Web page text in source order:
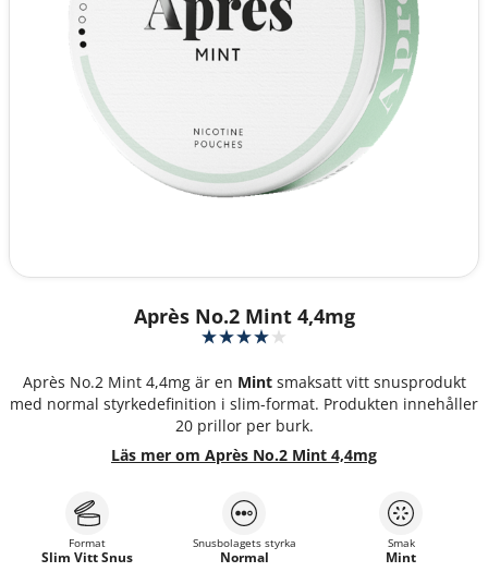
Après No.2 Mint 4,4mg
Après No.2 Mint 4,4mg är en Mintsmaksatt vitt snusprodukt
med normal styrkedefinition i slim-format. Produkten innehåller
20 prillor per burk.
Läs mer om Après No.2 Mint 4,4mg
Format
Slim Vitt Snus
Snusbolagets styrka
Normal
Smak
Mint